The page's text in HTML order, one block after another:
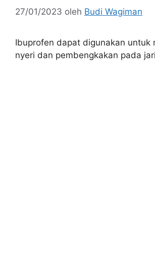
27/01/2023 oleh Budi Wagiman
Ibuprofen dapat digunakan untuk
nyeri dan pembengkakan pada